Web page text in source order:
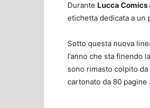
Durante Lucca Comics
etichetta dedicata a un
Sotto questa nuova
l’anno che sta finendo
sono rimasto colpito
cartonato da 80 pagine